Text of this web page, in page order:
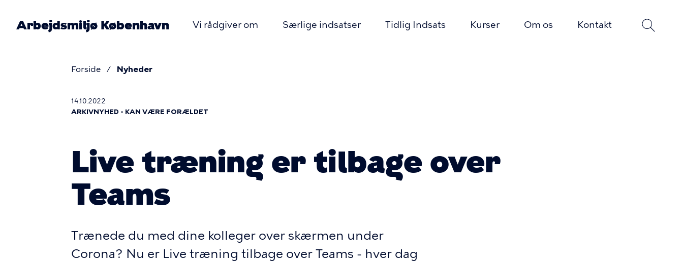
hovedindhold
Arbejdsmiljø København Vi rådgiver om Særlige indsatser Tidlig Indsats Kurser Om os Kontakt
Brødkrumme
Forside Nyheder
14.10.2022
ARKIVNYHED - KAN VÆRE FORÆLDET
Live træning er tilbage over
Teams
Trænede du med dine kolleger over skærmen under
Corona? Nu er Live træning tilbage over Teams - hver dag